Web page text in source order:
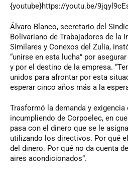
{youtube}https://youtu.be/
Álvaro Blanco, secretario del
Bolivariano de Trabajadores de la
Similares y Conexos del Zulia,
“unirse en esta lucha” por
y por el destino de la empresa.
unidos para afrontar por esta
esperar cinco años más a la
Trasformó la demanda y exigencia
incumpliendo de Corpoelec, en
pasa con el dinero que se le
utilizando los directivos. Por qué
del dinero. Por qué no da cuenta
aires acondicionados”.